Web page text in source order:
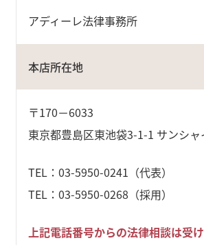
アディーレ法律事務所
本店所在地
〒170－6033
東京都豊島区東池袋3-1-1 サンシャ
TEL：03-5950-0241（代表）
TEL：03-5950-0268（採用）
上記電話番号からの法律相談は受